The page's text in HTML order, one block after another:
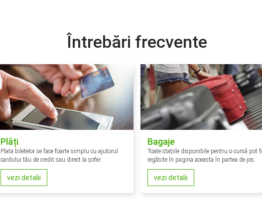
Întrebări frecvente
Plăți
Plata biletelor se face foarte simplu cu ajutorul
cardului tău de credit sau direct la șofer.
vezi detalii
Bagaje
Toate stațiile disponibile pentru o cursă pot fi
regăsite în pagina aceasta în partea de jos.
vezi detalii